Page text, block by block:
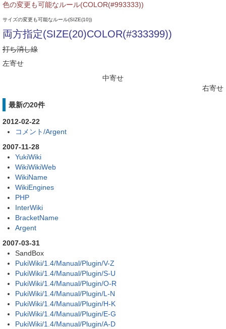
色の変更も可能なルール(COLOR(#993333))
サイズの変更も可能なルール(SIZE(10))
両方指定(SIZE(20)COLOR(#333399))
打ち消し線
左寄せ
中寄せ
右寄せ
最新の20件
2012-02-22
コメント/Argent
2007-11-28
YukiWiki
WikiWikiWeb
WikiName
WikiEngines
PHP
InterWiki
BracketName
Argent
2007-03-31
SandBox
PukiWiki/1.4/Manual/Plugin/V-Z
PukiWiki/1.4/Manual/Plugin/S-U
PukiWiki/1.4/Manual/Plugin/O-R
PukiWiki/1.4/Manual/Plugin/L-N
PukiWiki/1.4/Manual/Plugin/H-K
PukiWiki/1.4/Manual/Plugin/E-G
PukiWiki/1.4/Manual/Plugin/A-D